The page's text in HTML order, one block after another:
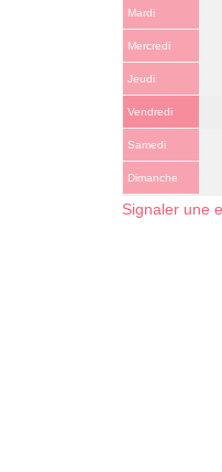
Mardi
Mercredi
Jeudi
Vendredi
Samedi
Dimanche
Signaler une